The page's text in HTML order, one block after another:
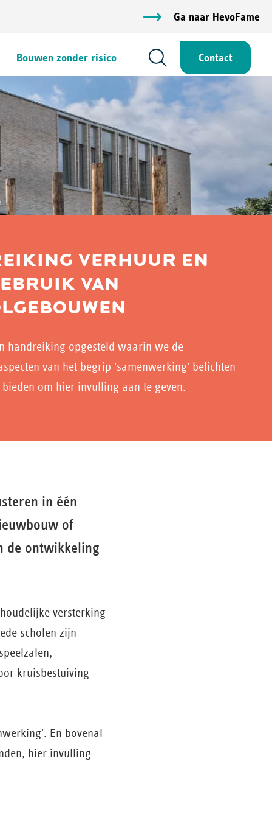
Ga naar HevoFame
Bouwen zonder risico Contact
VERHUUR EN
VAN
handreiking opgesteld waarin we de
van het begrip 'samenwerking' belichten
om hier invulling aan te geven.
in één
of
de ontwikkeling
versterking
scholen zijn
kruisbestuiving
En bovenal
hier invulling